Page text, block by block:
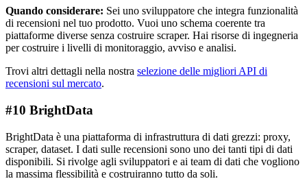
Quando considerare: Sei uno sviluppatore che integra funzionalità
di recensioni nel tuo prodotto. Vuoi uno schema coerente tra
piattaforme diverse senza costruire scraper. Hai risorse di ingegneria
per costruire i livelli di monitoraggio, avviso e analisi.
Trovi altri dettagli nella nostra selezione delle migliori API di
recensioni sul mercato.
#10 BrightData
BrightData è una piattaforma di infrastruttura di dati grezzi: proxy,
scraper, dataset. I dati sulle recensioni sono uno dei tanti tipi di dati
disponibili. Si rivolge agli sviluppatori e ai team di dati che vogliono
la massima flessibilità e costruiranno tutto da soli.